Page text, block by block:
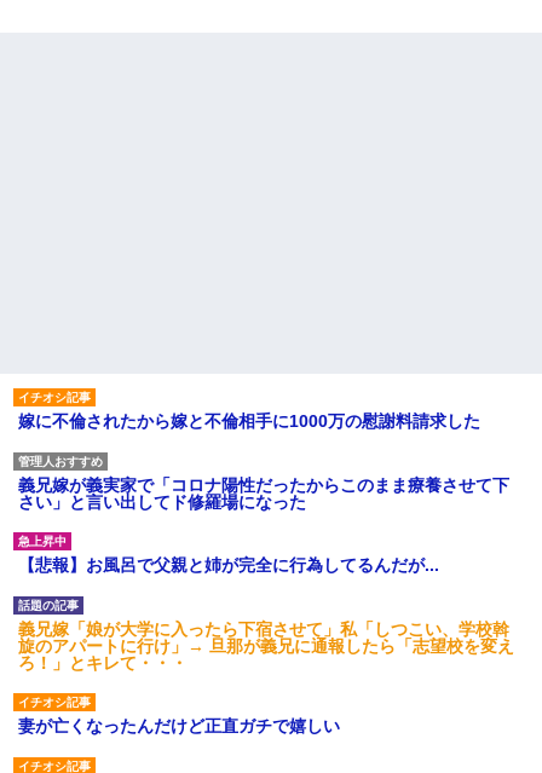
嫁に不倫されたから嫁と不倫相手に1000万の慰謝料請求した
義兄嫁が義実家で「コロナ陽性だったからこのまま療養させて下
さい」と言い出してド修羅場になった
【悲報】お風呂で父親と姉が完全に行為してるんだが...
義兄嫁「娘が大学に入ったら下宿させて」私「しつこい、学校斡
旋のアパートに行け」→ 旦那が義兄に通報したら「志望校を変え
ろ！」とキレて・・・
妻が亡くなったんだけど正直ガチで嬉しい